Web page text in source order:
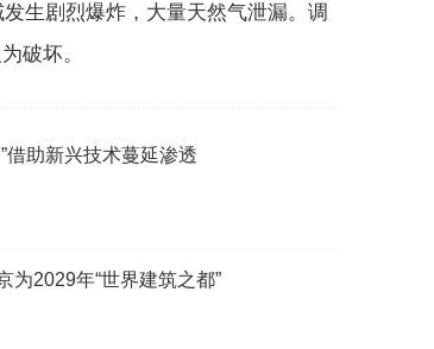
生剧烈爆炸，大量天然气泄漏。调
破坏。
借助新兴技术蔓延渗透
为2029年“世界建筑之都”